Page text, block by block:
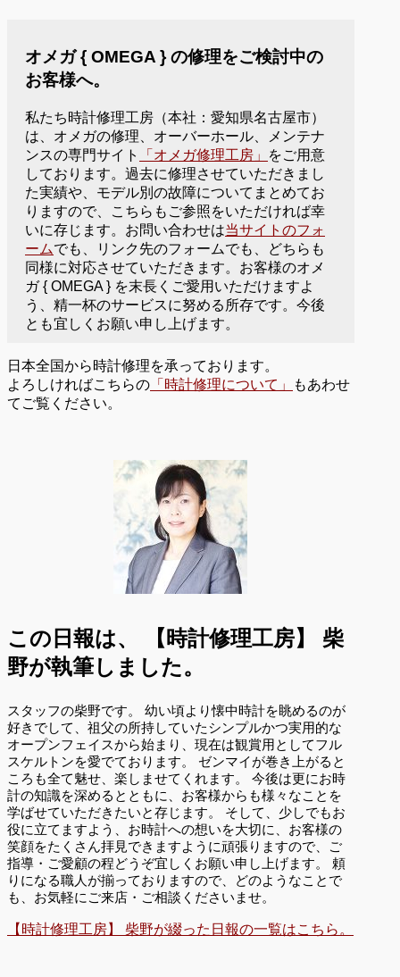
オメガ { OMEGA } の修理をご検討中の
お客様へ。
私たち時計修理工房（本社：愛知県名古屋市）
は、オメガの修理、オーバーホール、メンテナ
ンスの専門サイト
「オメガ修理工房」
をご用意
しております。過去に修理させていただきまし
た実績や、モデル別の故障についてまとめてお
りますので、こちらもご参照をいただければ幸
いに存じます。お問い合わせは当サイトのフォ
ームでも、リンク先のフォームでも、どちらも
同様に対応させていただきます。お客様のオメ
ガ { OMEGA } を末長くご愛用いただけますよ
う、精一杯のサービスに努める所存です。今後
とも宜しくお願い申し上げます。
日本全国から時計修理を承っております。
よろしければこちらの 「時計修理について」
もあわせ
てご覧ください。
この日報は、
【時計修理工房】 柴
野が執筆しました。
スタッフの柴野です。 幼い頃より懐中時計を眺めるのが
好きでして、祖父の所持していたシンプルかつ実用的な
オープンフェイスから始まり、現在は観賞用としてフル
スケルトンを愛でております。 ゼンマイが巻き上がると
ころも全て魅せ、楽しませてくれます。 今後は更にお時
計の知識を深めるとともに、お客様からも様々なことを
学ばせていただきたいと存じます。 そして、少しでもお
役に立てますよう、お時計への想いを大切に、お客様の
笑顔をたくさん拝見できますように頑張りますので、ご
指導・ご愛顧の程どうぞ宜しくお願い申し上げます。 頼
りになる職人が揃っておりますので、どのようなことで
も、お気軽にご来店・ご相談くださいませ。
【時計修理工房】 柴野が綴った日報の一覧はこちら。